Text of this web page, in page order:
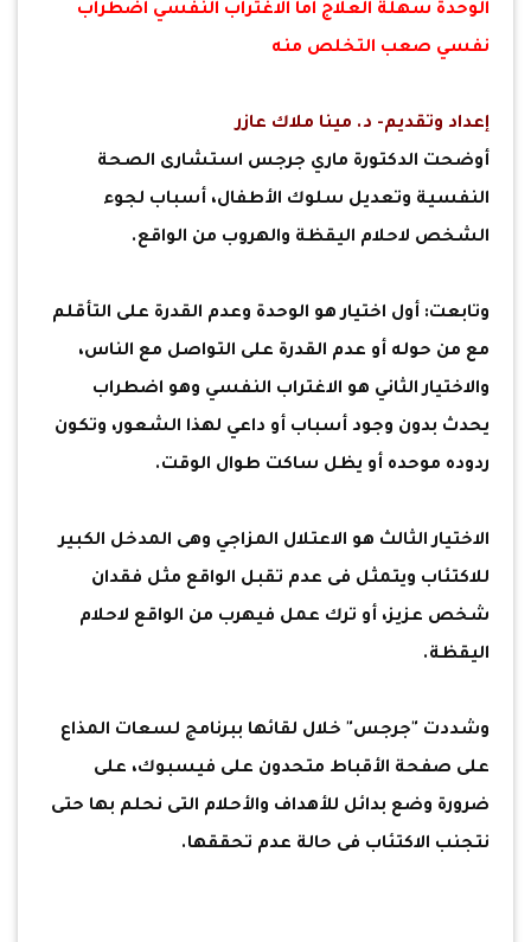
الوحدة سهلة العلاج اما الاغتراب النفسي اضطراب
نفسي صعب التخلص منه
إعداد وتقديم- د. مينا ملاك عازر
أوضحت الدكتورة ماري جرجس استشارى الصحة
النفسية وتعديل سلوك الأطفال، أسباب لجوء
الشخص لاحلام اليقظة والهروب من الواقع.
وتابعت: أول اختيار هو الوحدة وعدم القدرة على التأقلم
مع من حوله أو عدم القدرة على التواصل مع الناس،
والاختيار الثاني هو الاغتراب النفسي وهو اضطراب
يحدث بدون وجود أسباب أو داعي لهذا الشعور، وتكون
ردوده موحده أو يظل ساكت طوال الوقت.
الاختيار الثالث هو الاعتلال المزاجي وهى المدخل الكبير
للاكتئاب ويتمثل فى عدم تقبل الواقع مثل فقدان
شخص عزيز، أو ترك عمل فيهرب من الواقع لاحلام
اليقظة.
وشددت "جرجس" خلال لقائها ببرنامج لسعات المذاع
على صفحة الأقباط متحدون على فيسبوك، على
ضرورة وضع بدائل للأهداف والأحلام التى نحلم بها حتى
نتجنب الاكتئاب فى حالة عدم تحققها.